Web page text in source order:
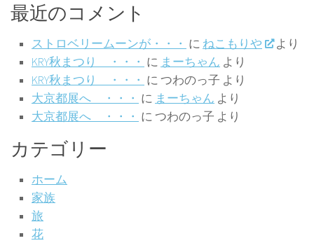
最近のコメント
ストロベリームーンが・・・ に ねこもりや
より
KRY秋まつり ・・・ に まーちゃん より
KRY秋まつり ・・・ に つわのっ子 より
大京都展へ ・・・ に まーちゃん より
大京都展へ ・・・ に つわのっ子 より
カテゴリー
ホーム
家族
旅
花